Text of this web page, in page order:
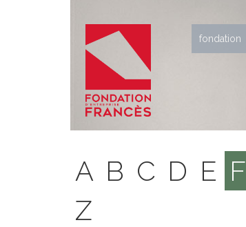
fondation
A B C D E F
Z